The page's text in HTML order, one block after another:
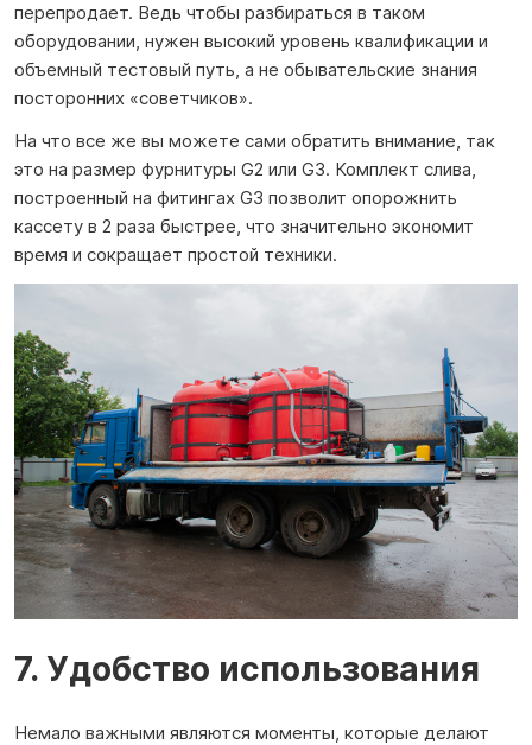
перепродает. Ведь чтобы разбираться в таком
оборудовании, нужен высокий уровень квалификации и
объемный тестовый путь, а не обывательские знания
посторонних «советчиков».
На что все же вы можете сами обратить внимание, так
это на размер фурнитуры G2 или G3. Комплект слива,
построенный на фитингах G3 позволит опорожнить
кассету в 2 раза быстрее, что значительно экономит
время и сокращает простой техники.
7. Удобство использования
Немало важными являются моменты, которые делают